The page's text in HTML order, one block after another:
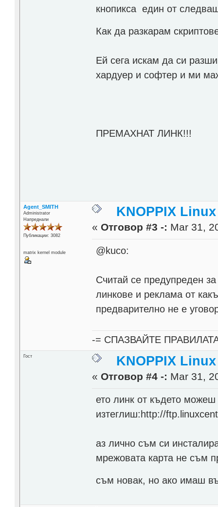
кнопикса един от
Как да разкарам
Ей сега искам да си
хардуер и софтер и ми
ПРЕМАХНАТ ЛИНК!!!
Agent_SMITH
Administrator
Напреднали
Публикации: 3082
matrix kernel module
KNOPPIX
« Отговор #3 -: Mar 31,
@kuco:
Считай се предупреден
линкове и реклама от
предварително не е
-= СПАЗВАЙТЕ
Гост KNOPPIX
« Отговор #4 -: Mar 31,
ето линк от където можеш
изтеглиш:http://
аз лично съм си
мрежовата карта не съм
съм новак, но ако имаш